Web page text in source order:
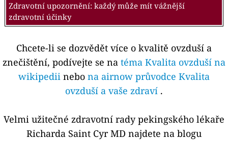
Zdravotní upozornění: každý může mít vážnější
zdravotní účinky
Chcete-li se dozvědět více o kvalitě ovzduší a
znečištění, podívejte se na téma Kvalita ovzduší na
wikipedii nebo na airnow průvodce Kvalita
ovzduší a vaše zdraví .
Velmi užitečné zdravotní rady pekingského lékaře
Richarda Saint Cyr MD najdete na blogu